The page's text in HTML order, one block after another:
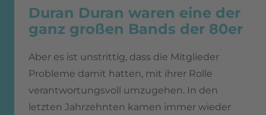
Duran Duran waren eine der
ganz großen Bands der 80er
Aber es ist unstrittig, dass die Mitglieder
Probleme damit hatten, mit ihrer Rolle
verantwortungsvoll umzugehen. In den
letzten Jahrzehnten kamen immer wieder